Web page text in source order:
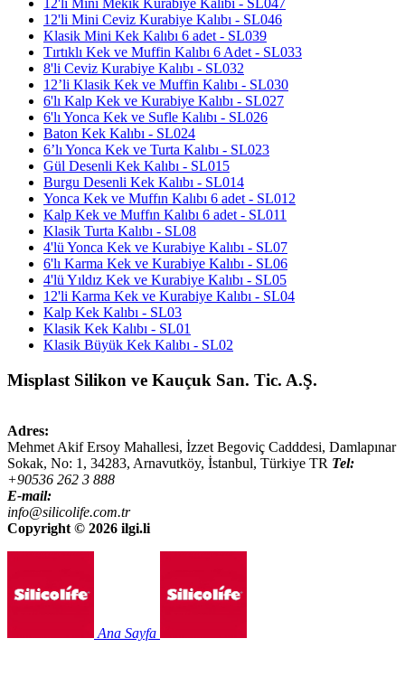
12'li Mini Mekik Kurabiye Kalıbı - SL047
12'li Mini Ceviz Kurabiye Kalıbı - SL046
Klasik Mini Kek Kalıbı 6 adet - SL039
Tırtıklı Kek ve Muffin Kalıbı 6 Adet - SL033
8'li Ceviz Kurabiye Kalıbı - SL032
12’li Klasik Kek ve Muffin Kalıbı - SL030
6'lı Kalp Kek ve Kurabiye Kalıbı - SL027
6'lı Yonca Kek ve Sufle Kalıbı - SL026
Baton Kek Kalıbı - SL024
6’lı Yonca Kek ve Turta Kalıbı - SL023
Gül Desenli Kek Kalıbı - SL015
Burgu Desenli Kek Kalıbı - SL014
Yonca Kek ve Muffın Kalıbı 6 adet - SL012
Kalp Kek ve Muffın Kalıbı 6 adet - SL011
Klasik Turta Kalıbı - SL08
4'lü Yonca Kek ve Kurabiye Kalıbı - SL07
6'lı Karma Kek ve Kurabiye Kalıbı - SL06
4'lü Yıldız Kek ve Kurabiye Kalıbı - SL05
12'li Karma Kek ve Kurabiye Kalıbı - SL04
Kalp Kek Kalıbı - SL03
Klasik Kek Kalıbı - SL01
Klasik Büyük Kek Kalıbı - SL02
Misplast Silikon ve Kauçuk San. Tic. A.Ş.
Adres:
Mehmet Akif Ersoy Mahallesi, İzzet Begoviç Cadddesi, Damlapınar
Sokak, No: 1, 34283, Arnavutköy, İstanbul, Türkiye TR Tel:
+90536 262 3 888
E-mail:
info@silicolife.com.tr
Copyright © 2026 ilgi.li
Ana Sayfa